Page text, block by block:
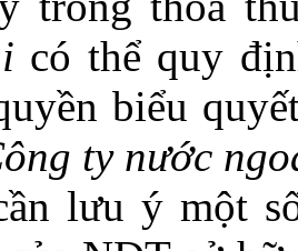
có thể quy
biểu
ty nước
lưu ý một